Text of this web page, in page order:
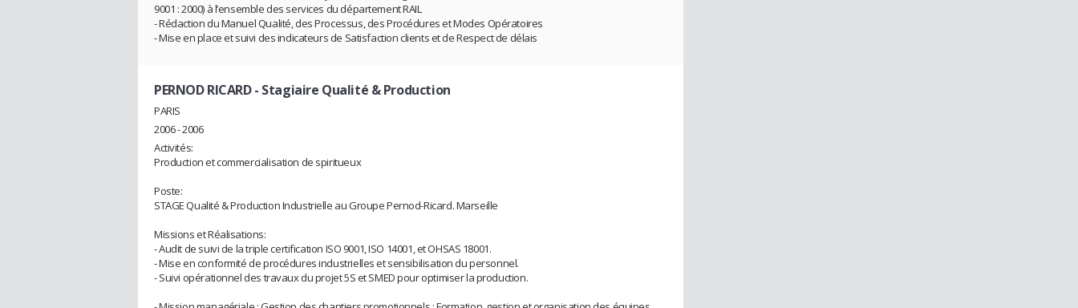
9001 : 2000) à l’ensemble des services du département RAIL
- Rédaction du Manuel Qualité, des Processus, des Procédures et Modes Opératoires
- Mise en place et suivi des indicateurs de Satisfaction clients et de Respect de délais
PERNOD RICARD- Stagiaire Qualité & Production
PARIS
2006 - 2006
Activités:
Production et commercialisation de spiritueux
Poste:
STAGE Qualité & Production Industrielle au Groupe Pernod-Ricard. Marseille
Missions et Réalisations:
- Audit de suivi de la triple certification ISO 9001, ISO 14001, et OHSAS 18001.
- Mise en conformité de procédures industrielles et sensibilisation du personnel.
- Suivi opérationnel des travaux du projet 5S et SMED pour optimiser la production.